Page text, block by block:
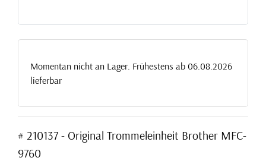
Momentan nicht an Lager. Frühestens ab 06.08.2026
lieferbar
# 210137 - Original Trommeleinheit Brother MFC-
9760